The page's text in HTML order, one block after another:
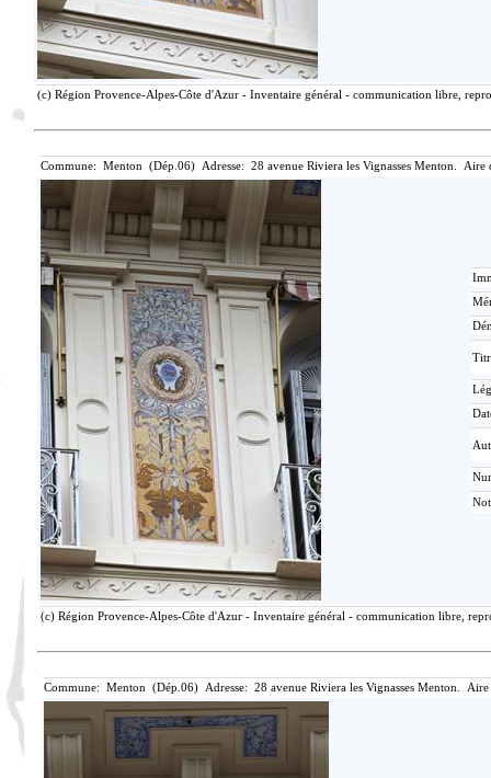
(c) Région Provence-Alpes-Côte d'Azur - Inventaire général - communication libre,
Commune: Menton (Dép.06) Adresse: 28 avenue Riviera les Vignasses Menton.
(c) Région Provence-Alpes-Côte d'Azur - Inventaire général - communication libre,
Commune: Menton (Dép.06) Adresse: 28 avenue Riviera les Vignasses Menton.